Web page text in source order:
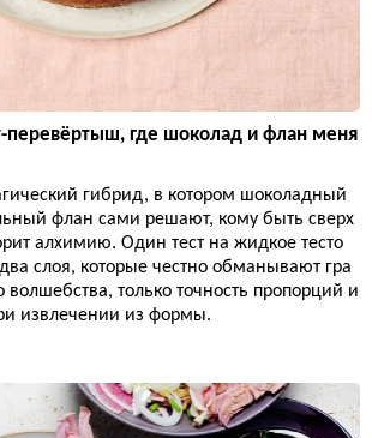
перевёртыш, где шоколад и флан меня
гибрид, в котором шоколадный
флан сами решают, кому быть сверх
алхимию. Один тест на жидкое тесто
слоя, которые честно обманывают гра
только точность пропорций и
извлечении из формы.